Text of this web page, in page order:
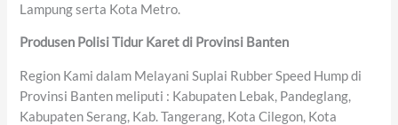
Lampung serta Kota Metro.
Produsen Polisi Tidur Karet di Provinsi Banten
Region Kami dalam Melayani Suplai Rubber Speed Hump di
Provinsi Banten meliputi : Kabupaten Lebak, Pandeglang,
Kabupaten Serang, Kab. Tangerang, Kota Cilegon, Kota